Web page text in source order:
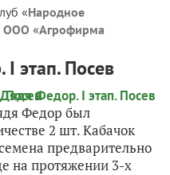
«Народное
ООО «Агрофирма
этап. Посев
Федор был
2 шт. Кабачок
предварительно
на протяжении 3-х